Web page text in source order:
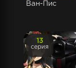
Ван-Пис
13
серия